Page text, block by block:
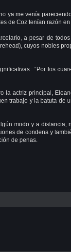
ya me venía
de Coz tenían razón
a pesar de
cuyos nobles
: “Por los
la actriz principal,
trabajo y la batuta de
modo y a distancia,
de condena y
de penas.